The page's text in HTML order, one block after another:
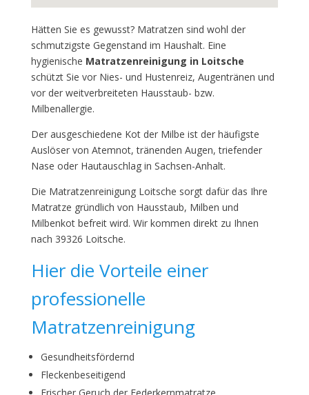
Hätten Sie es gewusst? Matratzen sind wohl der
schmutzigste Gegenstand im Haushalt. Eine
hygienische Matratzenreinigung in Loitsche
schützt Sie vor Nies- und Hustenreiz, Augentränen und
vor der weitverbreiteten Hausstaub- bzw.
Milbenallergie.
Der ausgeschiedene Kot der Milbe ist der häufigste
Auslöser von Atemnot, tränenden Augen, triefender
Nase oder Hautauschlag in Sachsen-Anhalt.
Die Matratzenreinigung Loitsche sorgt dafür das Ihre
Matratze gründlich von Hausstaub, Milben und
Milbenkot befreit wird. Wir kommen direkt zu Ihnen
nach 39326 Loitsche.
Hier die Vorteile einer
professionelle
Matratzenreinigung
Gesundheitsfördernd
Fleckenbeseitigend